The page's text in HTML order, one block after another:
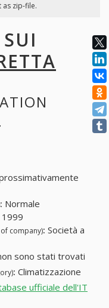
zip-file.
: Normale
1999
company): Società a
sono stati trovati
: Climatizzazione
ufficiale dell'IT